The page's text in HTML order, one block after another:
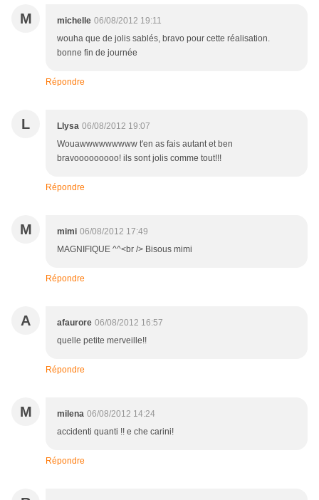
M michelle 06/08/2012 19:11
wouha que de jolis sablés, bravo pour cette réalisation.
bonne fin de journée
Répondre
L Llysa 06/08/2012 19:07
Wouawwwwwwwww t'en as fais autant et ben
bravooooooooo! ils sont jolis comme tout!!!
Répondre
M mimi 06/08/2012 17:49
MAGNIFIQUE ^^<br /> Bisous mimi
Répondre
A afaurore 06/08/2012 16:57
quelle petite merveille!!
Répondre
M milena 06/08/2012 14:24
accidenti quanti !! e che carini!
Répondre